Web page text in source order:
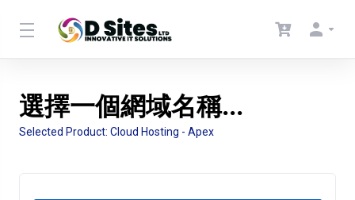
選擇一個網域名稱...
Selected Product: Cloud Hosting - Apex